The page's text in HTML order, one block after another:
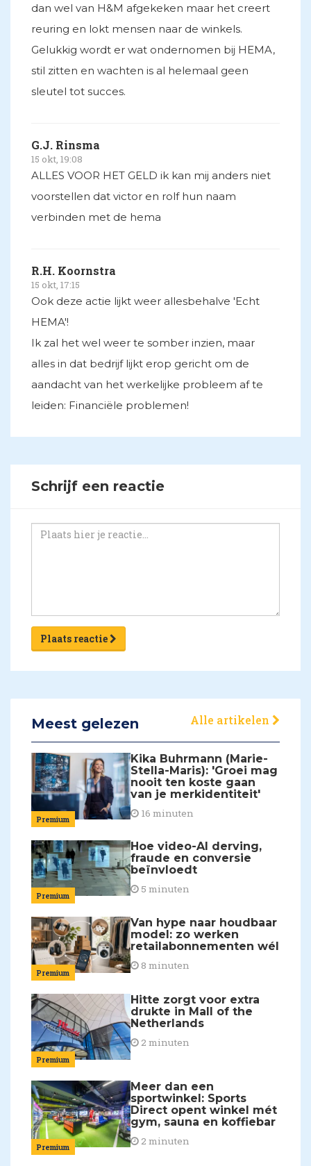
dan wel van H&M afgekeken maar het creert
reuring en lokt mensen naar de winkels.
Gelukkig wordt er wat ondernomen bij HEMA,
stil zitten en wachten is al helemaal geen
sleutel tot succes.
G.J. Rinsma
15 okt, 19:08
ALLES VOOR HET GELD ik kan mij anders niet
voorstellen dat victor en rolf hun naam
verbinden met de hema
R.H. Koornstra
15 okt, 17:15
Ook deze actie lijkt weer allesbehalve 'Echt
HEMA'!
Ik zal het wel weer te somber inzien, maar
alles in dat bedrijf lijkt erop gericht om de
aandacht van het werkelijke probleem af te
leiden: Financiële problemen!
Schrijf een reactie
Plaats reactie
Meest gelezen Alle artikelen
Premium
Kika Buhrmann (Marie-
Stella-Maris): 'Groei mag
nooit ten koste gaan
van je merkidentiteit'
16 minuten
Premium
Hoe video-AI derving,
fraude en conversie
beïnvloedt
5 minuten
Premium
Van hype naar houdbaar
model: zo werken
retailabonnementen wél
8 minuten
Premium
Hitte zorgt voor extra
drukte in Mall of the
Netherlands
2 minuten
Premium
Meer dan een
sportwinkel: Sports
Direct opent winkel mét
gym, sauna en koffiebar
2 minuten